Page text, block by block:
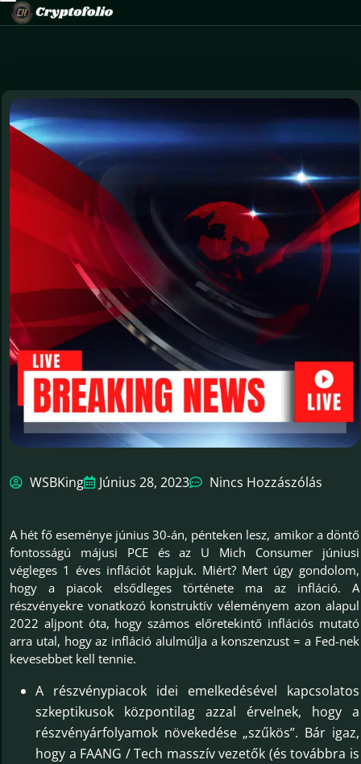
WSBKing Június 28, 2023 Nincs Hozzászólás
A hét fő eseménye június 30-án, pénteken lesz, amikor a döntő
fontosságú májusi PCE és az U Mich Consumer júniusi
végleges 1 éves inflációt kapjuk. Miért? Mert úgy gondolom,
hogy a piacok elsődleges története ma az infláció. A
részvényekre vonatkozó konstruktív véleményem azon alapul
2022 aljpont óta, hogy számos előretekintő inflációs mutató
arra utal, hogy az infláció alulmúlja a konszenzust = a Fed-nek
kevesebbet kell tennie.
A részvénypiacok idei emelkedésével kapcsolatos
szkeptikusok központilag azzal érvelnek, hogy a
részvényárfolyamok növekedése „szűkös”. Bár igaz,
hogy a FAANG / Tech masszív vezetők (és továbbra is